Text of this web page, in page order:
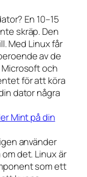
En 10–15
skräp. Den
Med Linux får
av de
och
för att köra
dator några
Mint på din
använder
det. Linux är
som ett